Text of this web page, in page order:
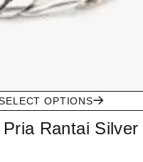
OPTIONS
Rantai